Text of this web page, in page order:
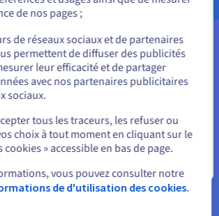
s’intègre parfaitement avec
de l’écosystème VMware,
et offrant une solution
du cloud.
que fondation, vSphere fournit la
sur laquelle repose Cloud
machines et des ressources
l’intégration avec NSX permet la
réseau et la micro-segmentation,
des environnements Cloud Director.
peut tirer parti de vSAN ou du
ou
site actuel
un autre site web
de nos pages ;
de réseaux sociaux et de partenaires
permettent de diffuser des publicités
leur efficacité et de partager
avec nos partenaires publicitaires
sociaux.
tous les traceurs, les refuser ou
choix à tout moment en cliquant sur le
cookies » accessible en bas de page.
vous pouvez consulter notre
de d'utilisation des cookies.